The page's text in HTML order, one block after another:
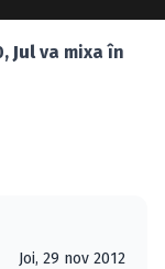
Jul va mixa în
Joi, 29 nov 2012